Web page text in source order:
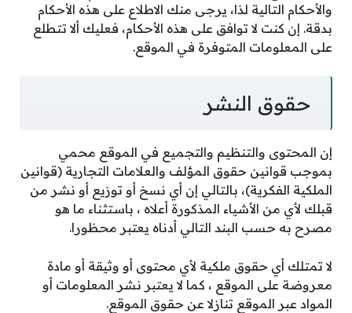
والأحكام التالية لذا، يرجى منك الاطلاع على هذه الأحكام
بدقة. إن كنت لا توافق على هذه الأحكام، فعليك ألا تتطلع
على المعلومات المتوفرة في الموقع.
حقوق النشر
إن المحتوى والتنظيم والتجميع في الموقع محمي
بموجب قوانين حقوق المؤلف والعلامات التجارية (قوانين
الملكية الفكرية)، بالتالي إن أي نسخ أو توزيع أو نشر من
قبلك لأي من الأشياء المذكورة أعلاه ، باستثناء ما هو
مصرح به حسب البند التالي أدناه يعتبر محظورا.
لا تمتلك أي حقوق ملكية لأي محتوى أو وثيقة أو مادة
معروضة على الموقع ، كما لا يعتبر نشر المعلومات أو
المواد عبر الموقع تنازلا عن حقوق الموقع.